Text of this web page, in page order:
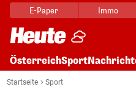
E-Paper Immo
ÖsterreichSport
Startseite Sport